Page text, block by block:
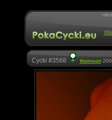
Cycki #3568 thomson